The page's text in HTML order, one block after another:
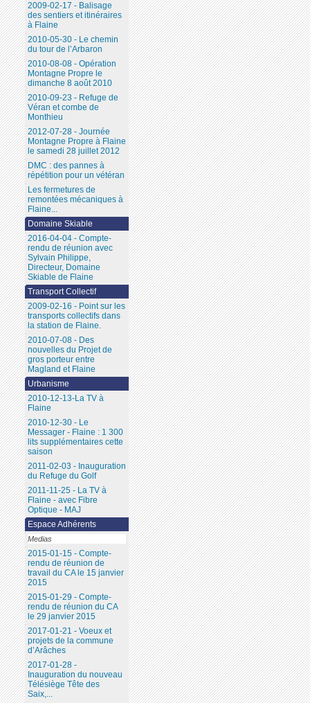
2009-02-17 - Balisage
des sentiers et itinéraires
à Flaine
2010-05-30 - Le chemin
du tour de l’Arbaron
2010-08-08 - Opération
Montagne Propre le
dimanche 8 août 2010
2010-09-23 - Refuge de
Véran et combe de
Monthieu
2012-07-28 - Journée
Montagne Propre à Flaine
le samedi 28 juillet 2012
DMC : des pannes à
répétition pour un vétéran
Les fermetures de
remontées mécaniques à
Flaine...
Domaine Skiable
2016-04-04 - Compte-
rendu de réunion avec
Sylvain Philippe,
Directeur, Domaine
Skiable de Flaine
Transport Collectif
2009-02-16 - Point sur les
transports collectifs dans
la station de Flaine.
2010-07-08 - Des
nouvelles du Projet de
gros porteur entre
Magland et Flaine
Urbanisme
2010-12-13-La TV à
Flaine
2010-12-30 - Le
Messager - Flaine : 1 300
lits supplémentaires cette
saison
2011-02-03 - Inauguration
du Refuge du Golf
2011-11-25 - La TV à
Flaine - avec Fibre
Optique - MAJ
Espace Adhérents
Medias
2015-01-15 - Compte-
rendu de réunion de
travail du CA le 15 janvier
2015
2015-01-29 - Compte-
rendu de réunion du CA
le 29 janvier 2015
2017-01-21 - Voeux et
projets de la commune
d’Arâches
2017-01-28 -
Inauguration du nouveau
Télésiège Tête des
Saix,...